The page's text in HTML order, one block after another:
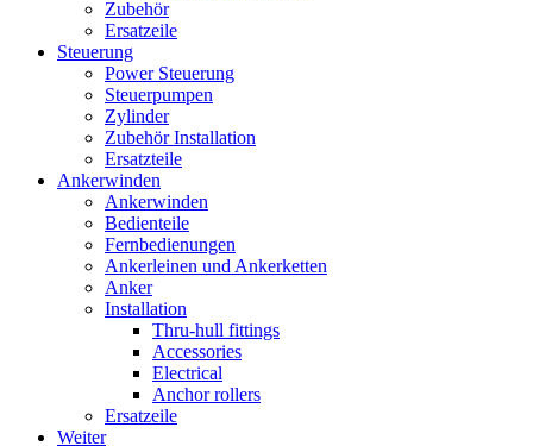
Zubehör
Ersatzeile
Steuerung
Power Steuerung
Steuerpumpen
Zylinder
Zubehör Installation
Ersatzteile
Ankerwinden
Ankerwinden
Bedienteile
Fernbedienungen
Ankerleinen und Ankerketten
Anker
Installation
Thru-hull fittings
Accessories
Electrical
Anchor rollers
Ersatzeile
Weiter